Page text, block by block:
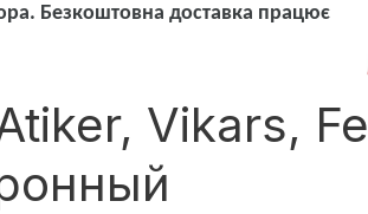
Безкоштовна доставка працює
Vikars,